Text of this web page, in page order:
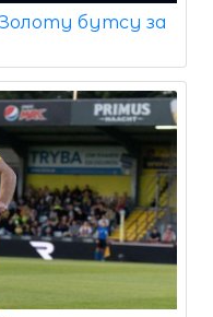
бутсу за